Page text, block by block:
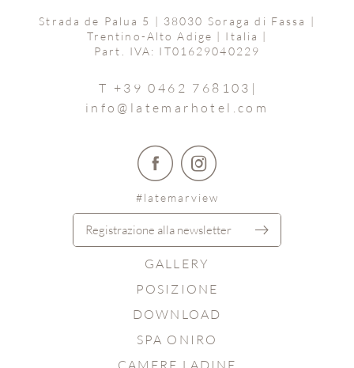
Strada de Palua 5 | 38030 Soraga di Fassa
|
Trentino-Alto Adige | Italia |
Part. IVA: IT01629040229
T +39 0462 768103 |
info@ latemarhotel. com
#latemarview
Registrazione alla newsletter
GALLERY
POSIZIONE
DOWNLOAD
SPA ONIRO